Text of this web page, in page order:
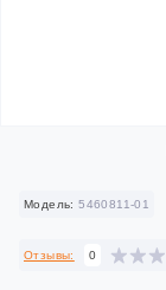
Модель: 5460811-01
Отзывы: 0